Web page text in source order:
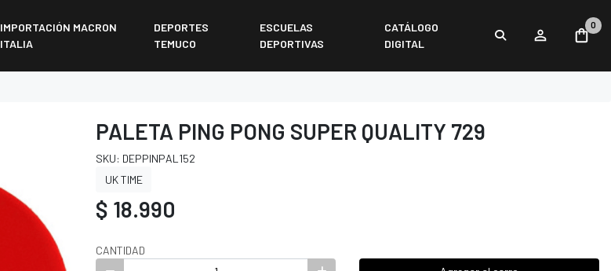
IMPORTACIÓN MACRON
ITALIA
DEPORTES
TEMUCO
ESCUELAS
DEPORTIVAS
CATÁLOGO
DIGITAL
0
PALETA PING PONG SUPER QUALITY 729
SKU: DEPPINPAL152
UK TIME
$ 18.990
CANTIDAD